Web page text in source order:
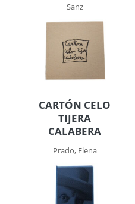
Sanz
CARTÓN CELO
TIJERA
CALABERA
Prado, Elena